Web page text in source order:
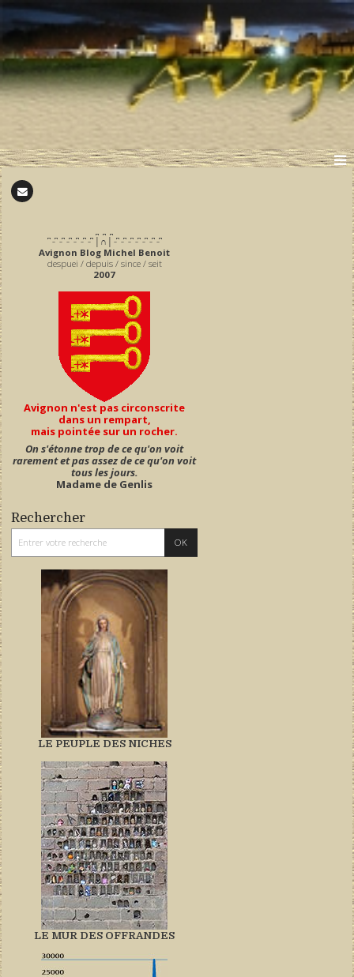
͆ ̵ ͆ ̵ ͆ ̵ ͆ ̵ ͆ ̵ ͆ ̵ ͆ │∩│ ̵ ͆ ̵ ͆ ̵ ͆ ̵ ͆ ̵ ͆ ̵ ͆ ̵ ͆
Avignon Blog Michel Benoit
despuei / depuis / since / seit
2007
Avignon n'est pas circonscrite
dans un rempart,
mais pointée sur un rocher.
On s'étonne trop de ce qu'on voit
rarement et pas assez de ce qu'on voit
tous les jours.
Madame de Genlis
Rechercher
LE PEUPLE DES NICHES
LE MUR DES OFFRANDES